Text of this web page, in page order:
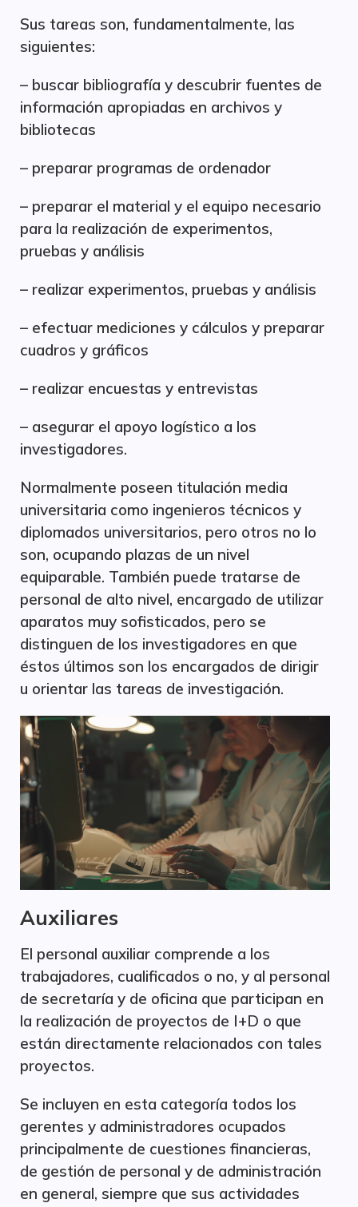
Sus tareas son, fundamentalmente, las
siguientes:
– buscar bibliografía y descubrir fuentes de
información apropiadas en archivos y
bibliotecas
– preparar programas de ordenador
– preparar el material y el equipo necesario
para la realización de experimentos,
pruebas y análisis
– realizar experimentos, pruebas y análisis
– efectuar mediciones y cálculos y preparar
cuadros y gráficos
– realizar encuestas y entrevistas
– asegurar el apoyo logístico a los
investigadores.
Normalmente poseen titulación media
universitaria como ingenieros técnicos y
diplomados universitarios, pero otros no lo
son, ocupando plazas de un nivel
equiparable. También puede tratarse de
personal de alto nivel, encargado de utilizar
aparatos muy sofisticados, pero se
distinguen de los investigadores en que
éstos últimos son los encargados de dirigir
u orientar las tareas de investigación.
Auxiliares
El personal auxiliar comprende a los
trabajadores, cualificados o no, y al personal
de secretaría y de oficina que participan en
la realización de proyectos de I+D o que
están directamente relacionados con tales
proyectos.
Se incluyen en esta categoría todos los
gerentes y administradores ocupados
principalmente de cuestiones financieras,
de gestión de personal y de administración
en general, siempre que sus actividades